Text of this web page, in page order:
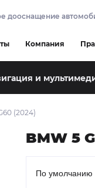
дооснащение
Компания
и
(2024)
BMW 5